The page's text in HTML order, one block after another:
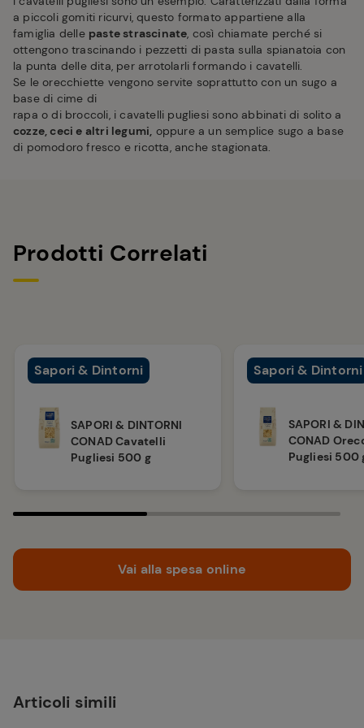
a piccoli gomiti ricurvi, questo formato appartiene alla
famiglia delle paste strascinate , così chiamate perché si
ottengono trascinando i pezzetti di pasta sulla spianatoia con
la punta delle dita, per arrotolarli formando i cavatelli.
Se le orecchiette vengono servite soprattutto con un sugo a
base di cime di
rapa o di broccoli, i cavatelli pugliesi sono abbinati di solito a
cozze, ceci e altri legumi, oppure a un semplice sugo a base
di pomodoro fresco e ricotta, anche stagionata.
Prodotti Correlati
Sapori & Dintorni
SAPORI & DINTORNI
CONAD Cavatelli
Pugliesi 500 g
Sapori & Dintorni
SAPORI &
CONAD
Pugliesi 500
Vai alla spesa online
Articoli simili